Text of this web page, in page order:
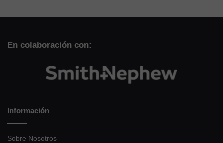
En colaboración con:
Información
Sobre Nosotros